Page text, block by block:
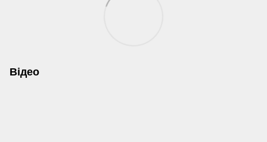
Відео